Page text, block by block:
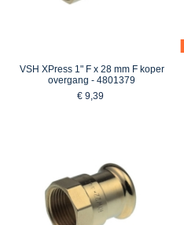
VSH XPress 1" F x 28 mm F koper
overgang - 4801379
€ 9,39